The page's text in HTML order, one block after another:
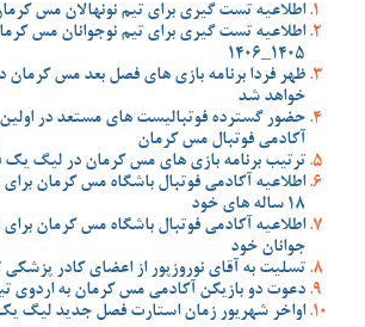
اطلاعیه تست گیری برای تیم نونهالان مس کرمان در
اطلاعیه تست گیری برای تیم نوجوانان مس
1405_1406
ظهر فردا برنامه بازی های فصل بعد مس
خواهد شد
حضور گسترده فوتبالیست های مستعد در
آکادمی فوتبال مس کرمان
ترتیب برنامه بازی های مس کرمان در لیگ
اطلاعیه آکادمی فوتبال باشگاه مس کرمان
18 ساله های خود
اطلاعیه آکادمی فوتبال باشگاه مس کرمان
جوانان خود
تسلیت به آقای نوروزپور از اعضای کادر
دعوت دو بازیکن آکادمی مس کرمان به اردوی
اواخر شهریور زمان استارت فصل جدید لیگ